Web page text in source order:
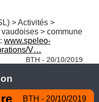
> Activités >
> commune
www.speleo-
V…
BTH - 20/10/2019
BTH - 20/10/2019